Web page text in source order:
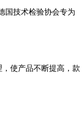
国技术检验协会专为
使产品不断提高，款